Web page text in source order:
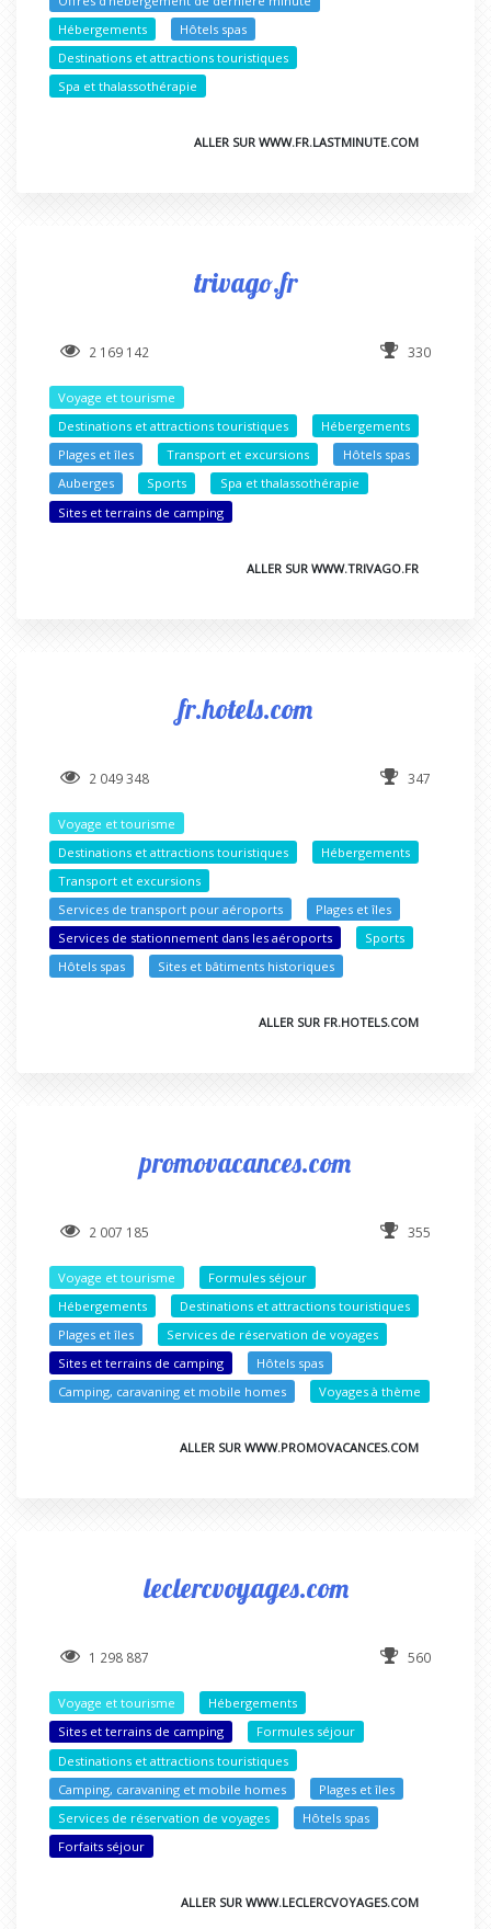
Hébergements
Hôtels spas
Destinations et attractions touristiques
Spa et thalassothérapie
ALLER SUR WWW.FR.LASTMINUTE.COM
trivago.fr
2 169 142 330
Voyage et tourisme
Destinations et attractions touristiques
Hébergements
Plages et îles
Transport et excursions
Hôtels spas
Auberges
Sports
Spa et thalassothérapie
Sites et terrains de camping
ALLER SUR WWW.TRIVAGO.FR
fr.hotels.com
2 049 348 347
Voyage et tourisme
Destinations et attractions touristiques
Hébergements
Transport et excursions
Services de transport pour aéroports
Plages et îles
Services de stationnement dans les aéroports
Sports
Hôtels spas
Sites et bâtiments historiques
ALLER SUR FR.HOTELS.COM
promovacances.com
2 007 185 355
Voyage et tourisme
Formules séjour
Hébergements
Destinations et attractions touristiques
Plages et îles
Services de réservation de voyages
Sites et terrains de camping
Hôtels spas
Camping, caravaning et mobile homes
Voyages à thème
ALLER SUR WWW.PROMOVACANCES.COM
leclercvoyages.com
1 298 887 560
Voyage et tourisme
Hébergements
Sites et terrains de camping
Formules séjour
Destinations et attractions touristiques
Camping, caravaning et mobile homes
Plages et îles
Services de réservation de voyages
Hôtels spas
Forfaits séjour
ALLER SUR WWW.LECLERCVOYAGES.COM